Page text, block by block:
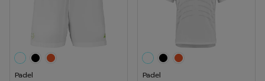
recensioni
Padel Padel